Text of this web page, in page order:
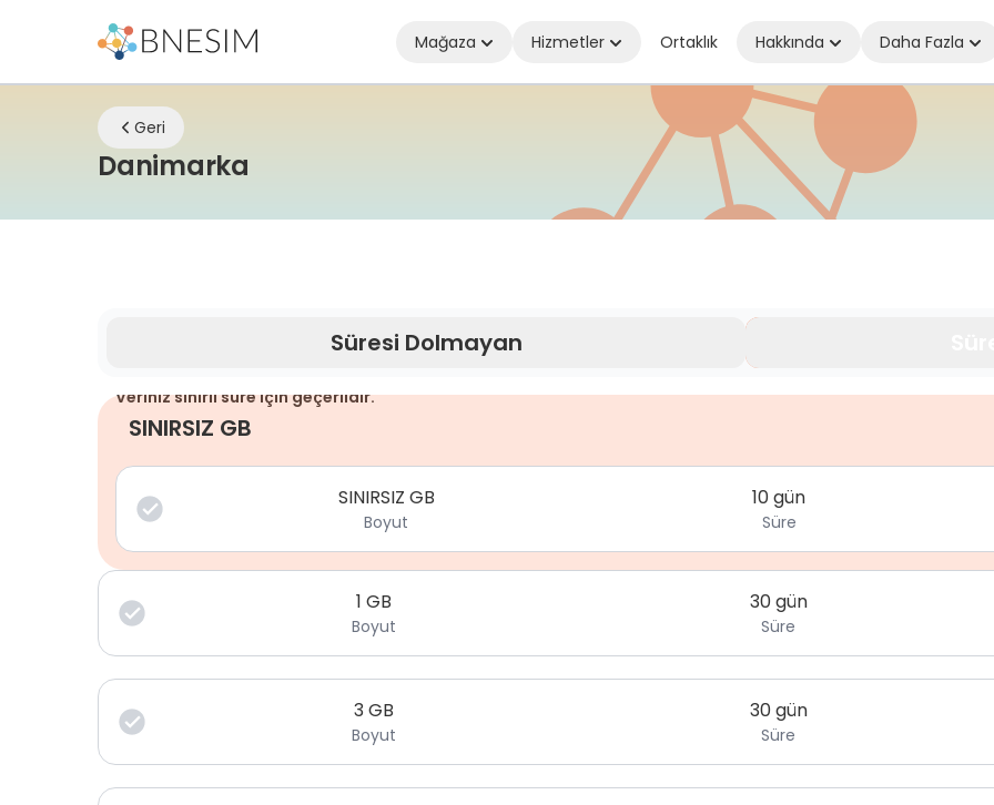
Mağaza Hizmetler Ortaklık Hakkında Daha Fazla
Geri
Danimarka eSIM | Nerede olursanız olun bağlantıda kalın
Süresi Dolmayan
Veriniz sınırlı süre için geçerlidir.
SINIRSIZ GB
SINIRSIZ GB
Boyut
10 gün
Süre
1 GB
Boyut
30 gün
Süre
3GB
Boyut
30 gün
Süre